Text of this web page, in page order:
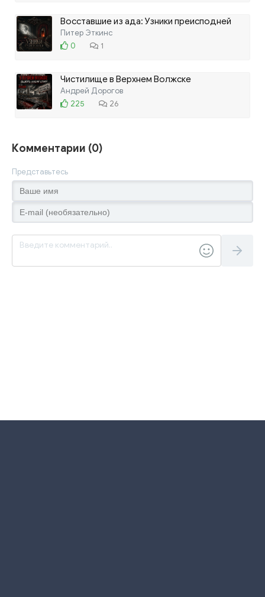
Восставшие из ада: Узники преисподней
Питер Эткинс
0
1
Чистилище в Верхнем Волжске
Андрей Дорогов
225
26
Комментарии (0)
Представьтесь